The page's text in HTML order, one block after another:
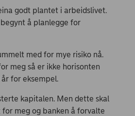
godt plantet i arbeidslivet.
å planlegge for
med for mye risiko nå.
meg så er ikke horisonten
for eksempel.
kapitalen. Men dette skal
for meg og banken å forvalte